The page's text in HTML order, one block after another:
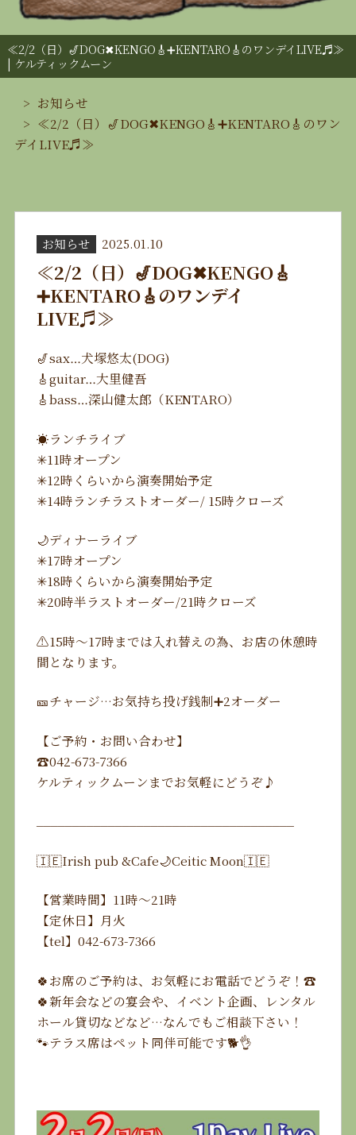
≪2/2（日）🎷DOG✖︎KENGO🎸➕KENTARO🎸のワンデイLIVE♬≫
| ケルティックムーン
お知らせ
≪2/2（日）🎷DOG✖︎KENGO🎸➕KENTARO🎸のワン
デイLIVE♬≫
お知らせ 2025.01.10
≪2/2（日）🎷DOG✖︎KENGO🎸
➕KENTARO🎸のワンデイ
LIVE♬≫
🎷sax…犬塚悠太(DOG)
🎸guitar…大里健吾
🎸bass…深山健太郎（KENTARO）
☀️ランチライブ
✳︎11時オープン
✳︎12時くらいから演奏開始予定
✳︎14時ランチラストオーダー/ 15時クローズ
🌙ディナーライブ
✳︎17時オープン
✳︎18時くらいから演奏開始予定
✳︎20時半ラストオーダー/21時クローズ
⚠️15時〜17時までは入れ替えの為、お店の休憩時
間となります。
🎫チャージ…お気持ち投げ銭制➕2オーダー
【ご予約・お問い合わせ】
☎️042-673-7366
ケルティックムーンまでお気軽にどうぞ♪
🇮🇪Irish pub &Cafe🌙Ceitic Moon🇮🇪
【営業時間】11時〜21時
【定休日】月火
【tel】042-673-7366
🍀お席のご予約は、お気軽にお電話でどうぞ！☎️
🍀新年会などの宴会や、イベント企画、レンタル
ホール貸切などなど…なんでもご相談下さい！
🐾テラス席はペット同伴可能です🐕👌